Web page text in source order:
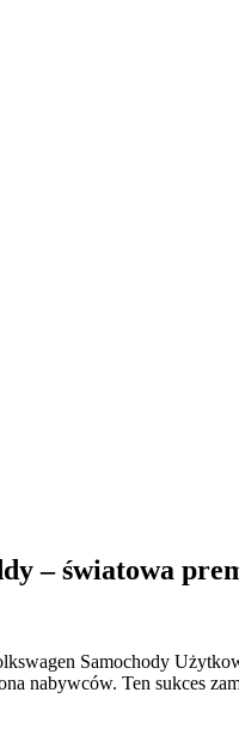
– światowa
Samochody
nabywców. Ten sukces